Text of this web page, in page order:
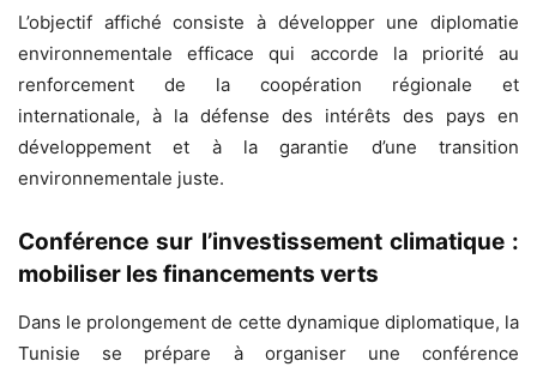
L’objectif affiché consiste à développer une diplomatie
environnementale efficace qui accorde la priorité au
renforcement de la coopération régionale et
internationale, à la défense des intérêts des pays en
développement et à la garantie d’une transition
environnementale juste.
Conférence sur l’investissement climatique :
mobiliser les financements verts
Dans le prolongement de cette dynamique diplomatique, la
Tunisie se prépare à organiser une conférence